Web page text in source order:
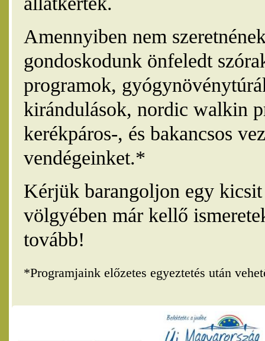
Amennyiben nem
gondoskodunk önfeledt
programok,
kirándulások, nordic walkin
kerékpáros-, és bakancsos
vendégeinket.*
Kérjük barangoljon egy
völgyében már kellő
tovább!
*Programjaink előzetes egyeztetés után